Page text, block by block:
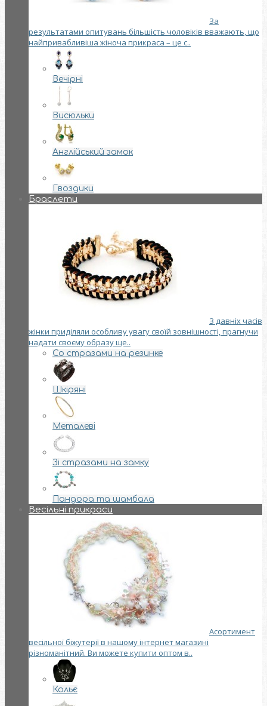
За
результатами опитувань більшість чоловіків вважають, що
найпривабливіша жіноча прикраса – це с..
Вечірні
Висюльки
Англійський замок
Гвоздики
Браслети
З давніх часів
жінки приділяли особливу увагу своїй зовнішності, прагнучи
надати своєму образу ще..
Со стразами на резинке
Шкіряні
Металеві
Зі стразами на замку
Пандора та шамбала
Весільні прикраси
Асортимент
весільної біжутерії в нашому інтернет магазині
різноманітний. Ви можете купити оптом в..
Кольє